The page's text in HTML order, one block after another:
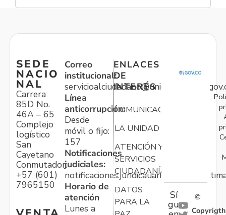
SEDE
NACIO
NAL
Carrera
85D No.
46A – 65
Complejo
logístico
San
Cayetano
Conmutador:
+57 (601)
7965150
Correo
institucional:
Línea
anticorrupción:
Desde
móvil o fijo:
157
Notificaciones
judiciales:
Horario de
atención
Lunes a
ENLACES
DE
INTERÉS
COMUNICACIONES
LA UNIDAD
ATENCIÓN Y
SERVICIOS
CIUDADANÍA
DATOS
PARA LA
Sí
gu
©
Copyrigth